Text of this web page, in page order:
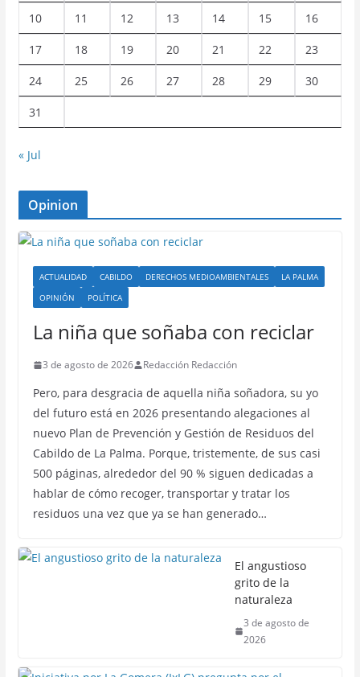
10 11 12 13 14 15 16
17 18 19 20 21 22 23
24 25 26 27 28 29 30
31
« Jul
Opinion
ACTUALIDAD CABILDO DERECHOS MEDIOAMBIENTALES
LA PALMA
OPINIÓN
POLÍTICA
La niña que soñaba con reciclar
3 de agosto de 2026 Redacción Redacción
Pero, para desgracia de aquella niña soñadora, su yo
del futuro está en 2026 presentando alegaciones al
nuevo Plan de Prevención y Gestión de Residuos del
Cabildo de La Palma. Porque, tristemente, de sus casi
500 páginas, alrededor del 90 % siguen dedicadas a
hablar de cómo recoger, transportar y tratar los
residuos una vez que ya se han generado…
El angustioso
grito de la
naturaleza
3 de agosto de
2026